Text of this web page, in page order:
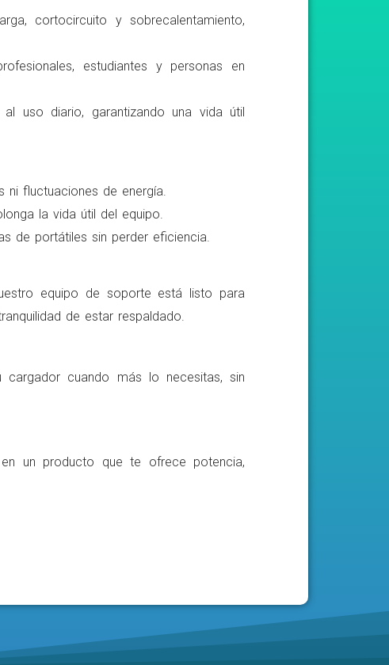
cortocircuito y sobrecalentamiento,
estudiantes y personas en
uso diario, garantizando una vida útil
ni fluctuaciones de energía.
la vida útil del equipo.
de portátiles sin perder eficiencia.
equipo de soporte está listo para
de estar respaldado.
cuando más lo necesitas, sin
un producto que te ofrece potencia,